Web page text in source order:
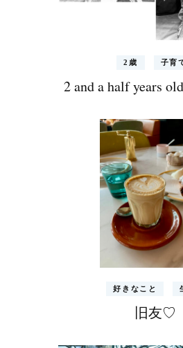
2歳 子育
2 and a half years
好きなこと
旧友♡